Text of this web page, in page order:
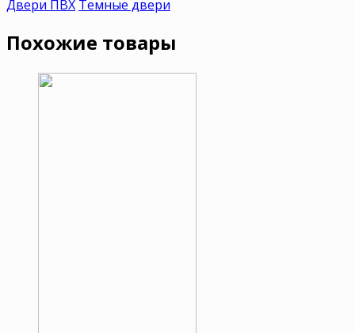
Двери ПВХ Темные двери
Похожие товары